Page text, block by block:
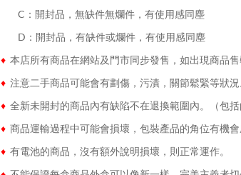
C：開封品，無缺件無爛件，有使用感同塵
D：開封品，有缺件或爛件，有使用感同塵
♦ 本店所有商品在網站及門市同步發售，如出現商品
♦ 注意二手商品可能會有劃傷，污漬，關節鬆緊等狀
♦ 全新未開封的商品內有缺陷不在退換範圍內。（包括
♦ 商品運輸過程中可能會損壞，包裝產品的角位有機會
♦ 有電池的商品，沒有額外說明損壞，則正常運作。